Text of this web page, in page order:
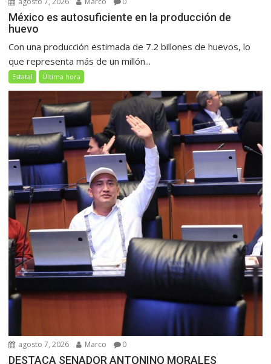
México es autosuficiente en la producción de
huevo
Con una producción estimada de 7.2 billones de huevos, lo
que representa más de un millón...
Estatal Última hora
agosto 7, 2026 Marco 0
DESTACA SENADOR ANTONINO MORALES